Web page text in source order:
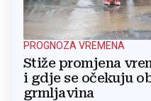
PROGNOZA VREMENA
Stiže promjena
i gdje se očekuju
grmljavina